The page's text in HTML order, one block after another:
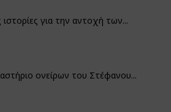
ιστορίες για την αντοχή των...
ονείρων του Στέφανου...